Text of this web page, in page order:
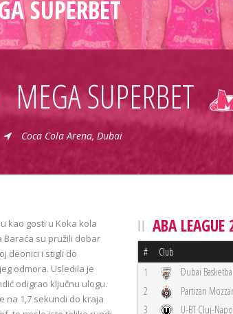
SUPERBET
MEGA SUPERBET
Coca Cola Arena, Dubai
kao gosti u Koka kola
Baraća su pružili dobar
deonici i stigli do
odmora. Usledila je
odigrao ključnu ulogu.
na 1,7 sekundi do kraja
ABA
# Club
1 Dubai
2
Partizan
3
U-BT Cluj-